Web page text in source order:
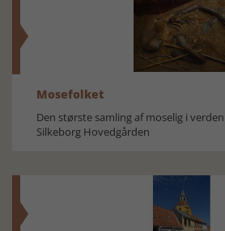
Mosefolket
Den største samling af moselig i
Silkeborg Hovedgården